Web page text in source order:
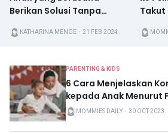
Berikan Solusi Tanpa
KATHARINA MENGE ・ 21 FEB 2024
Takut
PARENTING & KIDS
6 Cara Menjelaskan
kepada Anak Menurut
MOMMIES DAILY ・ 30 OCT 2023